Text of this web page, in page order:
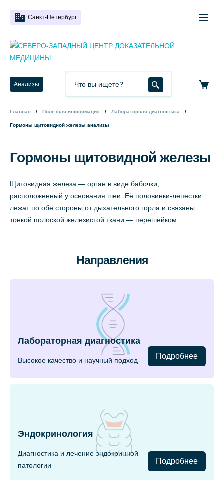
Санкт-Петербург
Анализы
Главная Полезная информация Лабораторная диагностика
Гормоны щитовидной железы анализы
Гормоны щитовидной железы
Щитовидная железа — орган в виде бабочки,
расположенный у основания шеи. Её половинки-лепестки
лежат по обе стороны от дыхательного горла и связаны
тонкой полоской железистой ткани — перешейком.
Направления
Лабораторная диагностика
Высокое качество и научный подход Подробнее
Эндокринология
Диагностика и лечение эндокринной
патологии
Подробнее